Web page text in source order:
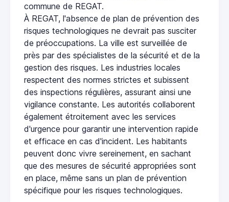
commune de REGAT.
À REGAT, l'absence de plan de prévention des
risques technologiques ne devrait pas susciter
de préoccupations. La ville est surveillée de
près par des spécialistes de la sécurité et de la
gestion des risques. Les industries locales
respectent des normes strictes et subissent
des inspections régulières, assurant ainsi une
vigilance constante. Les autorités collaborent
également étroitement avec les services
d'urgence pour garantir une intervention rapide
et efficace en cas d'incident. Les habitants
peuvent donc vivre sereinement, en sachant
que des mesures de sécurité appropriées sont
en place, même sans un plan de prévention
spécifique pour les risques technologiques.